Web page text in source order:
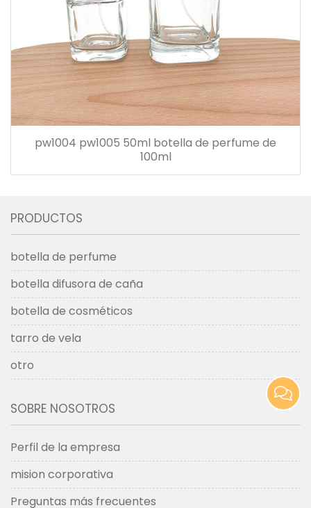
pw1004 pw1005 50ml botella de perfume de
100ml
PRODUCTOS
botella de perfume
botella difusora de caña
botella de cosméticos
tarro de vela
otro
SOBRE NOSOTROS
Perfil de la empresa
mision corporativa
Preguntas más frecuentes